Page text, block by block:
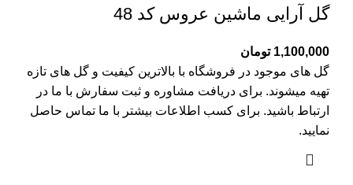
گل آرایی ماشین عروس کد 48
1,100,000 تومان
گل های موجود در فروشگاه با بالاترین کیفیت و گل های تازه
تهیه میشوند. برای دریافت مشاوره و ثبت سفارش با ما در
ارتباط باشید. برای کسب اطلاعات بیشتر با ما تماس حاصل
نمایید.